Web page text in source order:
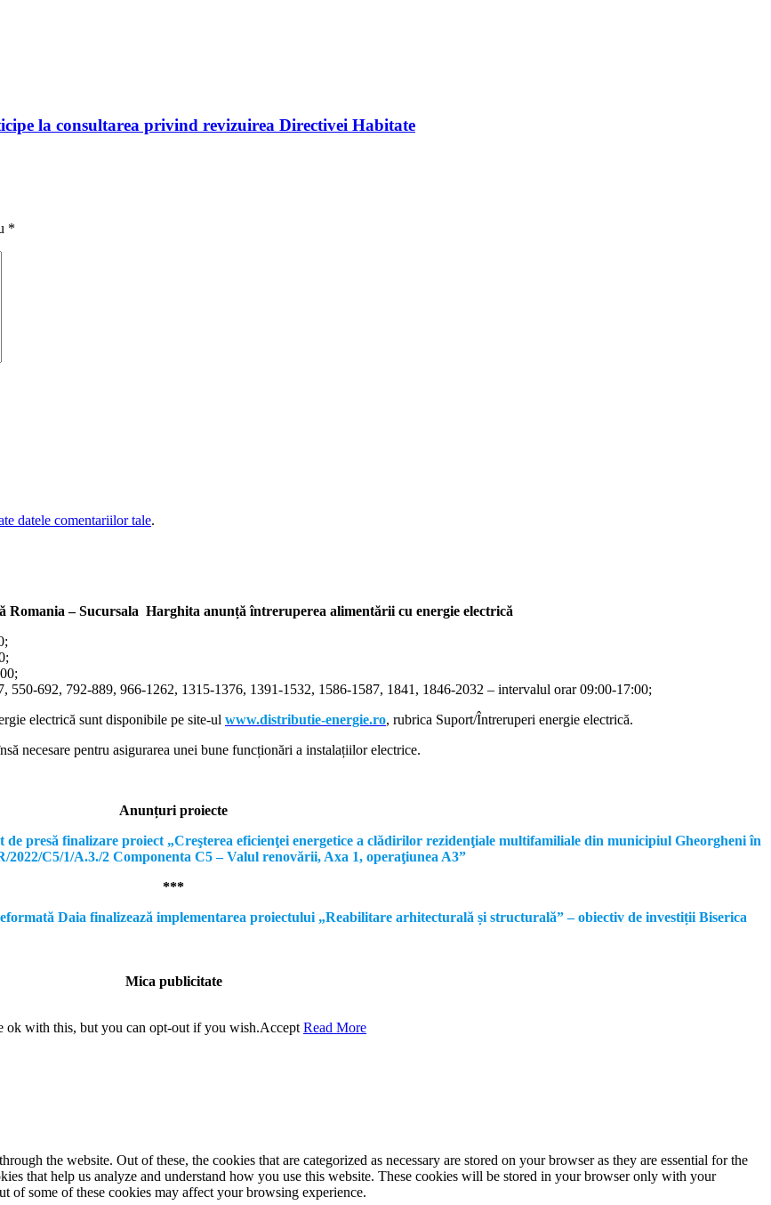
la consultarea privind revizuirea Directivei Habitate
*
datele comentariilor tale.
Romania – Sucursala Harghita anunță întreruperea alimentării cu energie electrică
550-692, 792-889, 966-1262, 1315-1376, 1391-1532, 1586-1587, 1841, 1846-2032 – intervalul orar 09:00-17:00;
electrică sunt disponibile pe site-ul www.distributie-energie.ro, rubrica Suport/Întreruperi energie electrică.
necesare pentru asigurarea unei bune funcționări a instalațiilor electrice.
Anunțuri proiecte
presă finalizare proiect „Creşterea eficienţei energetice a clădirilor rezidenţiale multifamiliale din municipiul Gheorgheni în
C5/1/A.3./2 Componenta C5 – Valul renovării, Axa 1, operaţiunea A3”
***
Daia finalizează implementarea proiectului „Reabilitare arhitecturală și structurală” – obiectiv de investiții Biserica
Mica publicitate
ok with this, but you can opt-out if you wish.Accept Read More
the website. Out of these, the cookies that are categorized as necessary are stored on your browser as they are essential for the
that help us analyze and understand how you use this website. These cookies will be stored in your browser only with your
of some of these cookies may affect your browsing experience.